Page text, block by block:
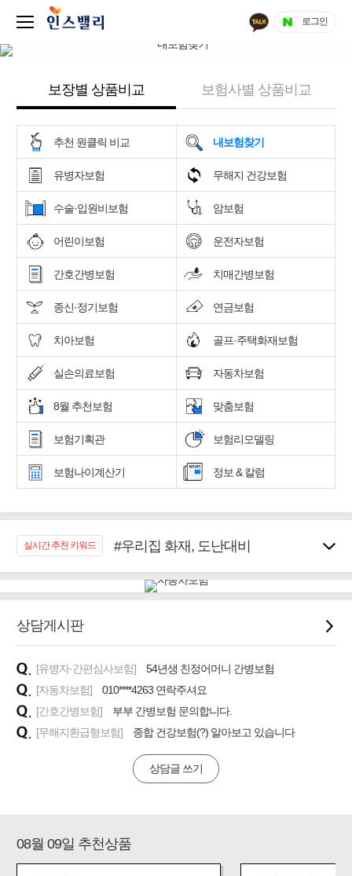
로그인
보장별 상품비교 보험사별 상품비교
추천 원클릭 비교 내보험찾기
유병자보험 무해지 건강보험
수술·입원비보험 암보험
어린이보험 운전자보험
간호간병보험 치매간병보험
종신·정기보험 연금보험
치아보험 골프·주택화재보험
실손의료보험 자동차보험
8월 추천보험 맞춤보험
보험기획관 보험리모델링
보험나이계산기 정보 & 칼럼
실시간 추천 키워드
#우리집 화재, 도난대비
#임플란트, 치아치료보장
#무해지 건강보험
#바뀌기전에 4세대 가입
#추천골프보험
상담게시판
[유병자·간편심사보험]
54년생 친정어머니 간병보험
[자동차보험]
010****4263 연락주셔요
[간호간병보험]
부부 간병보험 문의합니다.
[무해지환급형보험]
종합 건강보험(?) 알아보고 있습니다
상담글 쓰기
08월 09일 추천상품